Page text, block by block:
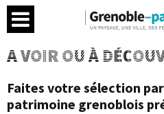
Menu
A VOIR OU À
Faites votre sélection
patrimoine grenoblois